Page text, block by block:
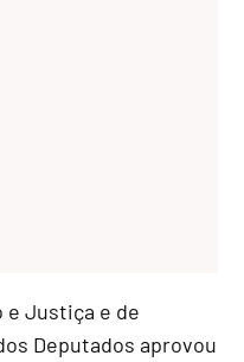
e Justiça e de
Deputados aprovou